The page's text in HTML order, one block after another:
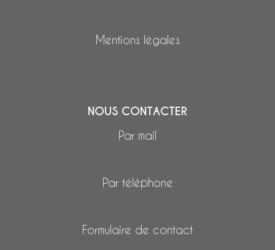
Mentions légales
NOUS CONTACTER
Par mail
Par téléphone
Formulaire de contact